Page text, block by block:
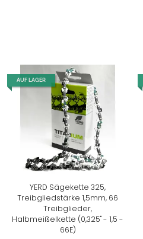
AUF LAGER
YERD Sägekette 325,
Treibgliedstärke 1,5mm, 66
Treibglieder,
Halbmeißelkette (0,325" - 1,5 -
66E)